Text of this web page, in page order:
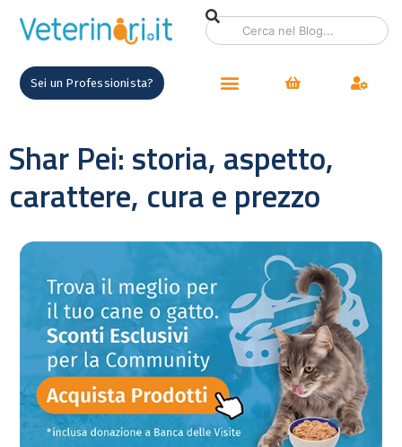
Sei un Professionista?
Shar Pei: storia, aspetto,
carattere, cura e prezzo